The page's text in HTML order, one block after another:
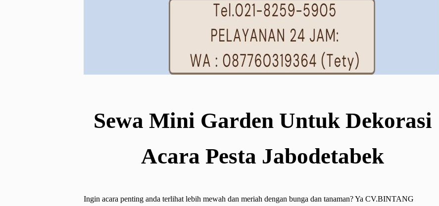
Sewa Mini Garden Untuk Dekorasi
Acara Pesta Jabodetabek
Ingin acara penting anda terlihat lebih mewah dan meriah dengan bunga dan tanaman? Ya CV.BINTANG